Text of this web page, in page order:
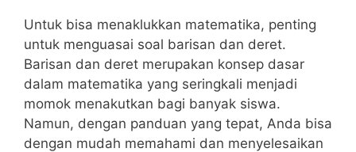
Untuk bisa menaklukkan matematika, penting
untuk menguasai‌ soal barisan dan⁢ deret.
Barisan⁢ dan deret merupakan konsep dasar
dalam matematika yang seringkali menjadi
momok menakutkan ‌bagi banyak siswa.
Namun, dengan panduan ⁢yang tepat, Anda⁤ bisa
dengan mudah memahami dan menyelesaikan